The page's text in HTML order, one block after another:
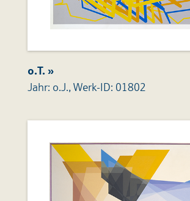
o.T. »
Jahr: o.J., Werk-ID: 01802